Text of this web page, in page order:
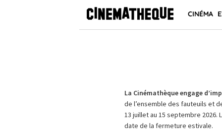
CINÉMA
La Cinémathèque engage
de l’ensemble des fauteuils et
13 juillet au 15 septembre
date de la fermeture estivale.